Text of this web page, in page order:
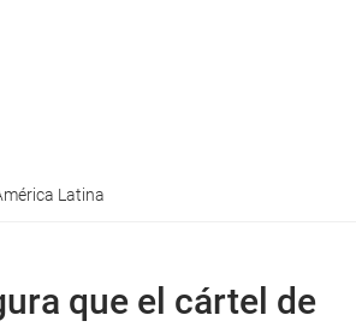
Latina
que el cártel de